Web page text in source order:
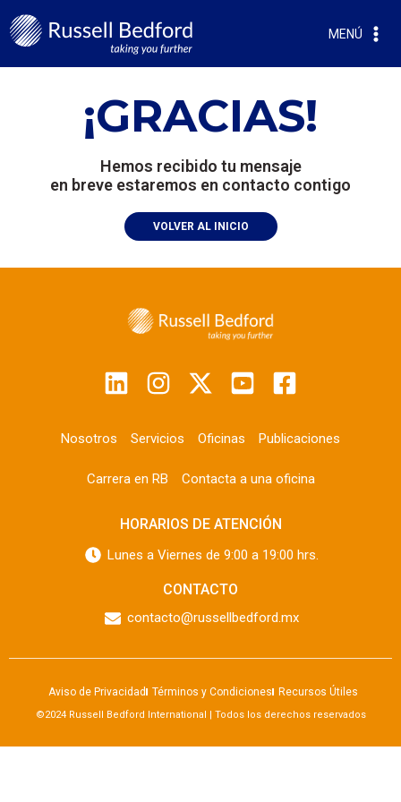
MENÚ
¡GRACIAS!
Hemos recibido tu mensaje
en breve estaremos en contacto contigo
VOLVER AL INICIO
Nosotros Servicios Oficinas Publicaciones
Carrera en RB Contacta a una oficina
HORARIOS DE ATENCIÓN
Lunes a Viernes de 9:00 a 19:00 hrs.
CONTACTO
contacto@russellbedford.mx
Aviso de Privacidad Términos y Condiciones Recursos Útiles
©2024 Russell Bedford International | Todos los derechos reservados